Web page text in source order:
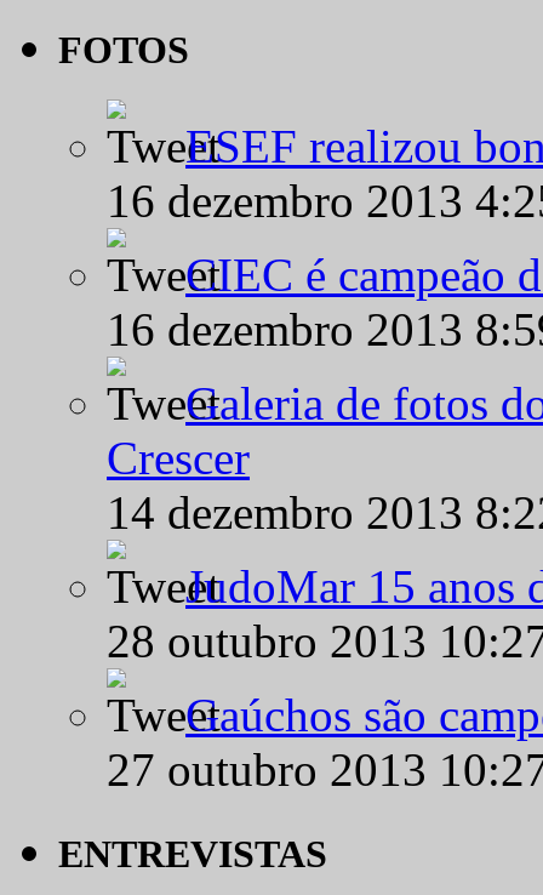
FOTOS
ESEF realizou
16 dezembro 2013
CIEC é campeão
16 dezembro 2013
Galeria de fotos
Crescer
14 dezembro 2013
JudoMar 15 anos
28 outubro 2013
Gaúchos são
27 outubro 2013
ENTREVISTAS